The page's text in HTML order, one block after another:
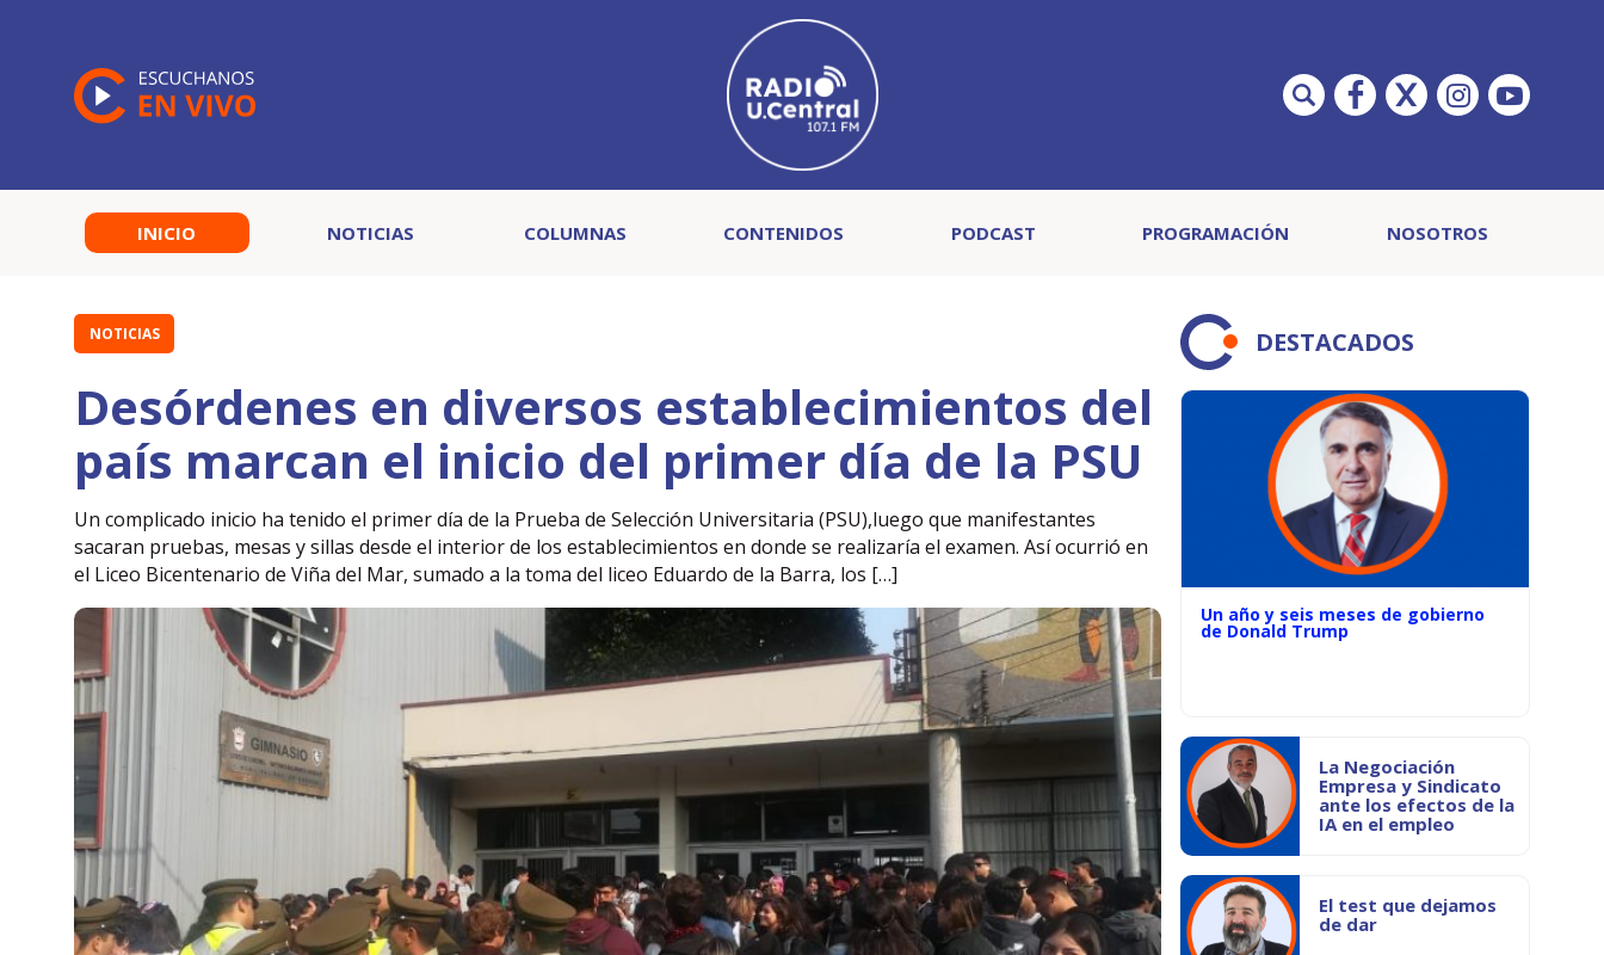
INICIO NOTICIAS COLUMNAS CONTENIDOS PODCAST PROGRAMACIÓN NOSOTROS
NOTICIAS
Desórdenes en diversos establecimientos del
país marcan el inicio del primer día de la PSU
Un complicado inicio ha tenido el primer día de la Prueba de Selección Universitaria (PSU),luego que manifestantes
sacaran pruebas, mesas y sillas desde el interior de los establecimientos en donde se realizaría el examen. Así ocurrió en
el Liceo Bicentenario de Viña del Mar, sumado a la toma del liceo Eduardo de la Barra, los […]
DESTACADOS
Un año y seis meses de gobierno
de Donald Trump
La Negociación
Empresa y Sindicato
ante los efectos de la
IA en el empleo
El test que dejamos
de dar